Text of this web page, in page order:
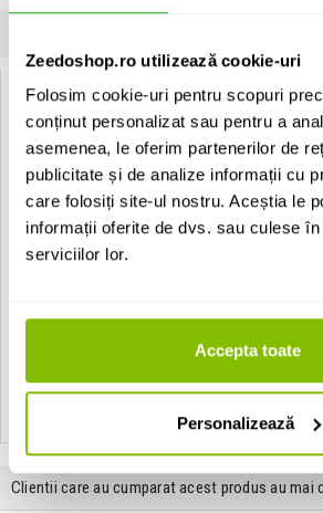
Zeedoshop.ro utilizează cookie-uri
Folosim cookie-uri pentru scopuri
conținut personalizat sau pentru a
asemenea, le oferim partenerilor de
publicitate și de analize informații cu
care folosiți site-ul nostru. Aceștia le
informații oferite de dvs. sau culese
serviciilor lor.
Accepta toate
Personalizează
Veles-X Transparent Acrylic Mini
Tip: Kalimba
Tonalitate: Do major
Numar de sunete: 8
Culoare: Transparent
Material: Acril
Dimensiuni: 60 x 60 x 10 mm
Greutate: 75 g
Percutii mici Veles-X
Vezi toate produsele din categoriaPercutii mici
Clientii care au cumparat acest produs au mai